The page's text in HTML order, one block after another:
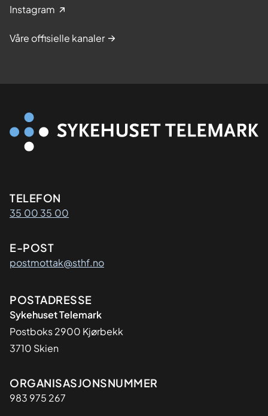
Instagram
Våre offisielle kanaler
Kontaktinformasjon
TELEFON
35 00 35 00
E-POST
postmottak@sthf.no
Adresse
POSTADRESSE
Sykehuset Telemark
Postboks 2900 Kjørbekk
3710 Skien
Organisasjon
ORGANISASJONSNUMMER
983 975 267